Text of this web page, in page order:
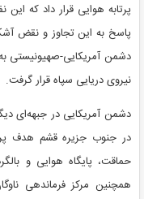
پرتابه هوایی قرار داد که
پاسخ به این تجاوز و نقض
دشمن آمریکایی-صهیونیستی
نیروی دریایی سپاه قرار گرفت.
دشمن آمریکایی در جبهه‌ای
در جنوب جزیره قشم هدف
حماقت، پایگاه هوایی و
همچنین مرکز فرماندهی